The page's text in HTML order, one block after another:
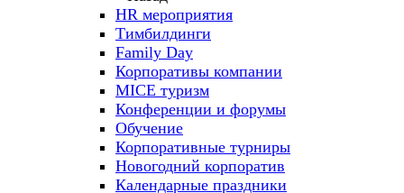
HR мероприятия
Тимбилдинги
Family Day
Корпоративы компании
MICE туризм
Конференции и форумы
Обучение
Корпоративные турниры
Новогодний корпоратив
Календарные праздники